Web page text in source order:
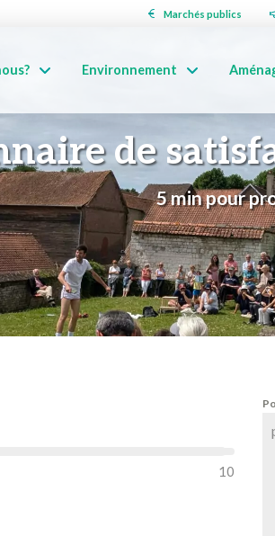
Marchés publics
Environnement
de
5 min pour
10